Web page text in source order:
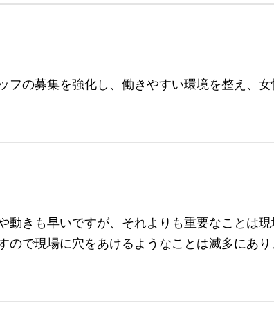
フの募集を強化し、働きやすい環境を整え、
動きも早いですが、それよりも重要なことは
ので現場に穴をあけるようなことは滅多にあ